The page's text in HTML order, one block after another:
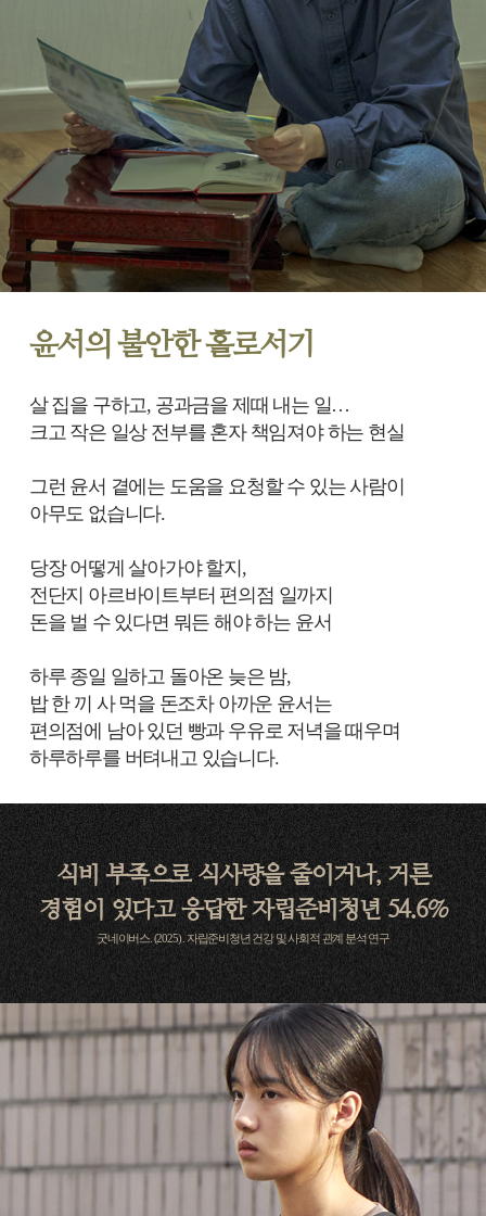
윤서의 불안한 홀로서기
살 집을 구하고, 공과금을 제때 내는 일…
크고 작은 일상 전부를 혼자 책임져야 하는 현실
그런 윤서 곁에는 도움을 요청할 수 있는 사람이
아무도 없습니다.
당장 어떻게 살아가야 할지,
전단지 아르바이트부터 편의점 일까지
돈을 벌 수 있다면 뭐든 해야 하는 윤서
하루 종일 일하고 돌아온 늦은 밤,
밥 한 끼 사 먹을 돈조차 아까운 윤서는
편의점에 남아 있던 빵과 우유로 저녁을 때우며
하루하루를 버텨내고 있습니다.
식비 부족으로 식사량을 줄이거나, 거른
경험이 있다고 응답한 자립준비청년 54.6%
굿네이버스. (2025) . 자립준비청년 건강 및 사회적 관계 분석 연구